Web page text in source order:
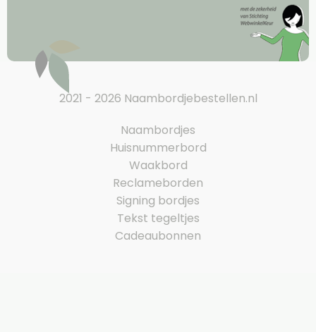
2021 - 2026 Naambordjebestellen.nl
Naambordjes
Huisnummerbord
Waakbord
Reclameborden
Signing bordjes
Tekst tegeltjes
Cadeaubonnen